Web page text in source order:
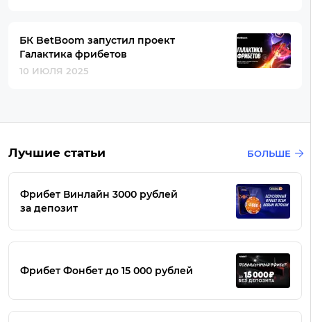
БК BetBoom запустил проект
Галактика фрибетов
10 ИЮЛЯ 2025
Лучшие статьи БОЛЬШЕ
Фрибет Винлайн 3000 рублей
за депозит
Фрибет Фонбет до 15 000 рублей